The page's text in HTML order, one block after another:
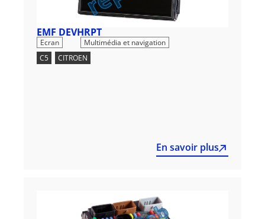
EMF DEVHRPT
Ecran
Multimédia et navigation
C5
CITROEN
En savoir plus